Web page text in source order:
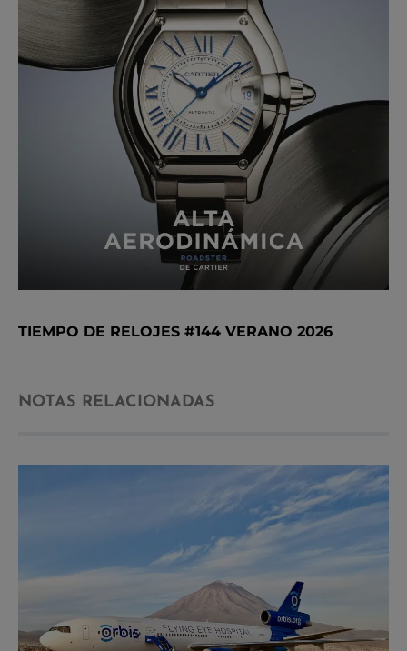
TIEMPO DE RELOJES #144 VERANO 2026
NOTAS RELACIONADAS